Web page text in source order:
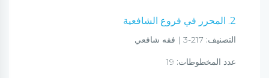
2. المحرر في فروع الشافعية
التصنيف:
عدد المخطوطات: